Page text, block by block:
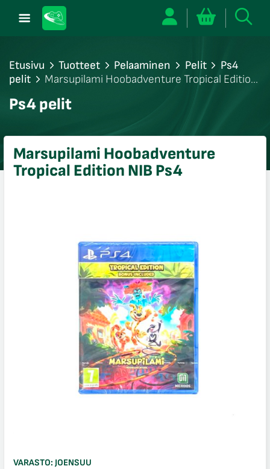
Etusivu Tuotteet Pelaaminen Pelit
Ps4
pelit
Marsupilami Hoobadventure Tropical Edition
Ps4 pelit
Marsupilami Hoobadventure
Tropical Edition NIB Ps4
VARASTO: JOENSUU
sulje
sulje